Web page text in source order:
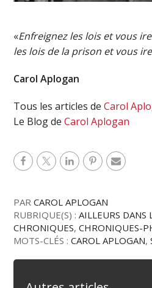
«Enfreignez les lois et vous
les lois de la prison et vous
Carol Aplogan
Tous les articles deCarol
Le Blog deCarol Aplogan
PARCAROL APLOGAN
RUBRIQUE(S) :AILLEURS DANS
CHRONIQUES,CHRONIQUES-
MOTS-CLÉS :CAROL APLOGAN,